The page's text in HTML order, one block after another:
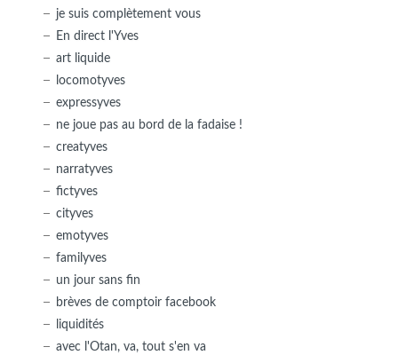
je suis complètement vous
En direct l'Yves
art liquide
locomotyves
expressyves
ne joue pas au bord de la fadaise !
creatyves
narratyves
fictyves
cityves
emotyves
familyves
un jour sans fin
brèves de comptoir facebook
liquidités
avec l'Otan, va, tout s'en va